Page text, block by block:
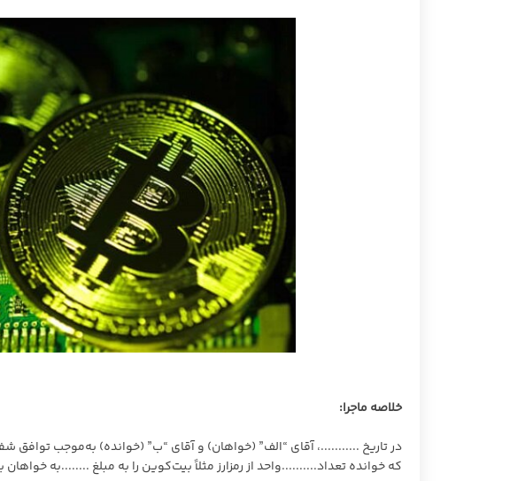
انجام کلیه مسائل ثبتی
خلاصه ماجرا:
در تاریخ ...........، آقای “الف” (خواهان) و آقای “ب” (خوانده) به‌موجب
که خوانده تعداد..........واحد از رمزارز مثلاً بیت‌کوین را به مبلغ ........به